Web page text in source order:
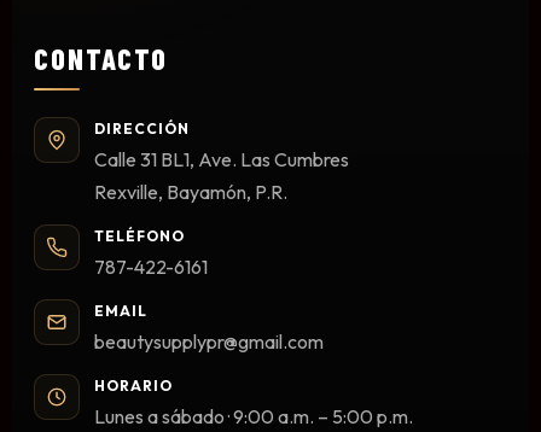
Lo Nuevo
Ofertas
CONTACTO
DIRECCIÓN
Calle 31 BL1, Ave. Las Cumbres
Rexville, Bayamón, P.R.
TELÉFONO
787-422-6161
EMAIL
beautysupplypr@gmail.com
HORARIO
Lunes a sábado · 9:00 a.m. – 5:00 p.m.